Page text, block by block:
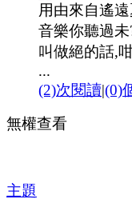
用由來自遙
音樂你聽過
叫做絕的話,
...
(2)次閱讀|(0)
無權查看
主題